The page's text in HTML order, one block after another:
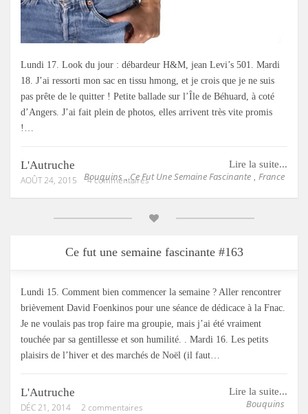
Lundi 17. Look du jour : débardeur H&M, jean Levi’s 501. Mardi
18. J’ai ressorti mon sac en tissu hmong, et je crois que je ne suis
pas prête de le quitter ! Petite ballade sur l’Île de Béhuard, à coté
d’Angers. J’ai fait plein de photos, elles arrivent très vite promis
!…
Lire la suite...
Bouquins Ce Fut Une Semaine Fascinante France
L'Autruche
AOÛT 24, 2015 4 commentaires
Ce fut une semaine fascinante #163
Lundi 15. Comment bien commencer la semaine ? Aller rencontrer
brièvement David Foenkinos pour une séance de dédicace à la Fnac.
Je ne voulais pas trop faire ma groupie, mais j’ai été vraiment
touchée par sa gentillesse et son humilité. . Mardi 16. Les petits
plaisirs de l’hiver et des marchés de Noël (il faut…
Lire la suite...
Bouquins
L'Autruche
DÉC 21, 2014 2 commentaires